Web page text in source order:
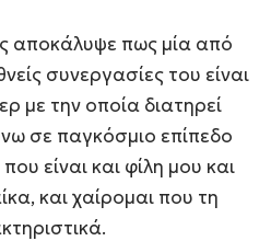
αποκάλυψε πως μία από
συνεργασίες του είναι
με την οποία διατηρεί
σε παγκόσμιο επίπεδο
είναι και φίλη μου και
και χαίρομαι που τη